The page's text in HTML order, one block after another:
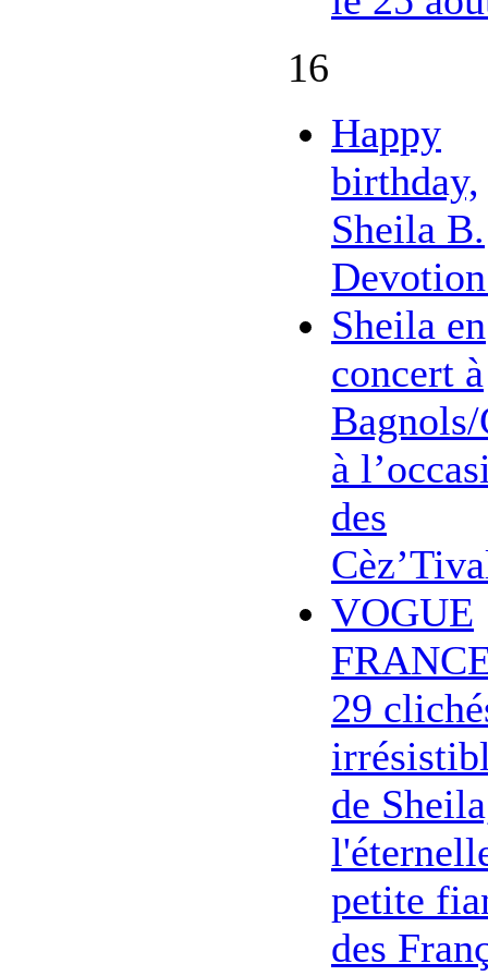
16
Happy
birthday,
Sheila B.
Sheila en
concert à
Bagnols/
à
des
VOGUE
29
de
petite
des